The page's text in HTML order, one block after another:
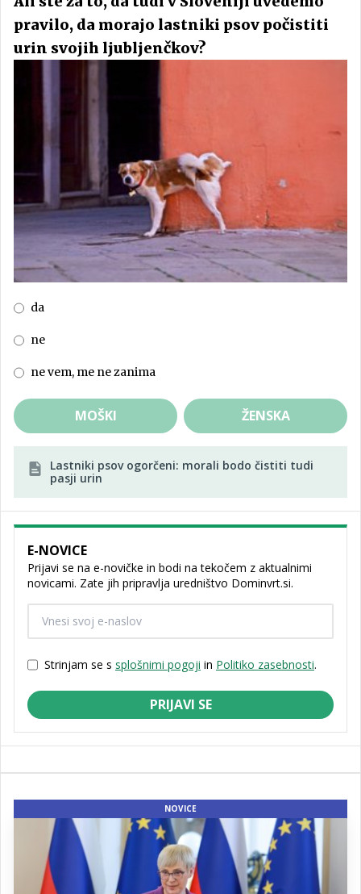
pravilo, da morajo lastniki psov počistiti
urin svojih ljubljenčkov?
da
ne
ne vem, me ne zanima
MOŠKI ŽENSKA
Lastniki psov ogorčeni: morali bodo čistiti tudi
pasji urin
E-NOVICE
Prijavi se na e-novičke in bodi na tekočem z aktualnimi
novicami. Zate jih pripravlja uredništvo Dominvrt.si.
Strinjam se s splošnimi pogoji in Politiko zasebnosti.
PRIJAVI SE
NOVICE